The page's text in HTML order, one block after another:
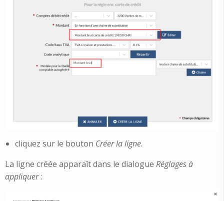
cliquez sur le bouton Créer la ligne.
La ligne créée apparaît dans le dialogue Réglages à
appliquer: